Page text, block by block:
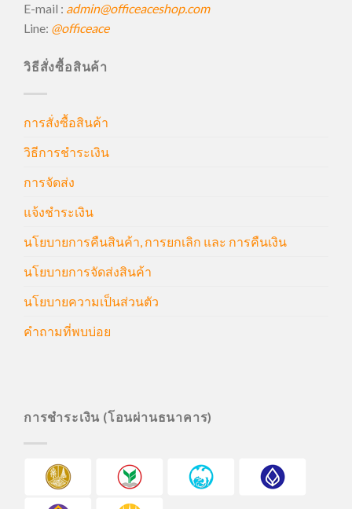
E-mail : admin@officeaceshop.com
Line: @officeace
วิธีสั่งซื้อสินค้า
การสั่งซื้อสินค้า
วิธีการชำระเงิน
การจัดส่ง
แจ้งชำระเงิน
นโยบายการคืนสินค้า, การยกเลิก และ การคืนเงิน
นโยบายการจัดส่งสินค้า
นโยบายความเป็นส่วนตัว
คำถามที่พบบ่อย
การชำระเงิน (โอนผ่านธนาคาร)